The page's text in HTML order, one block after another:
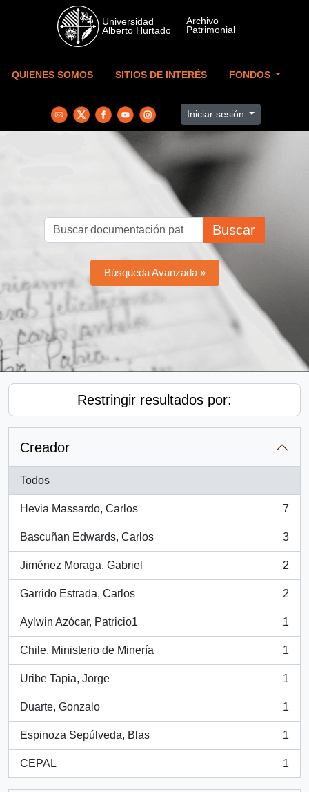
Skip to main content
QUIENES SOMOS SITIOS DE INTERÉS FONDOS
Iniciar sesión
Buscar
Búsqueda Avanzada »
Restringir resultados por:
Creador
Todos
Hevia Massardo, Carlos
, 7 resultados
7
Bascuñan Edwards, Carlos
, 3 resultados
3
Jiménez Moraga, Gabriel
, 2 resultados
2
Garrido Estrada, Carlos
, 2 resultados
2
Aylwin Azócar, Patricio1
, 1 resultados
1
Chile. Ministerio de Minería
, 1 resultados
1
Uribe Tapia, Jorge
, 1 resultados
1
Duarte, Gonzalo
, 1 resultados
1
Espinoza Sepúlveda, Blas
, 1 resultados
1
CEPAL
, 1 resultados
1